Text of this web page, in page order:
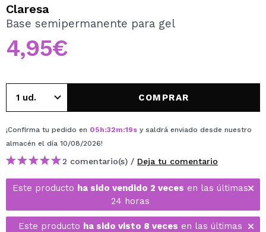
Al crear una cuenta en Maquillalia.com podrás realizar
tus compras rápidamente, revisar el estado de tus
pedidos y consultar tus operaciones anteriores.
CREAR CUENTA
Claresa
Base semipermanente para gel
4,95€
COMPRAR
¡Confirma tu pedido en 05h:32m:19s y saldrá enviado desde nuestro
almacén el día 10/08/2026!
2 comentario(s) / Deja tu comentario
Este producto ha sido vendido 2 veces en las últimas
24 horas
Este producto ha sido visto 8 veces en las últimas